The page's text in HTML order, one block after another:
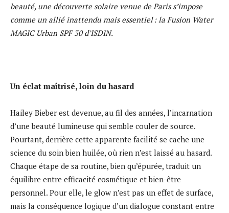
beauté, une découverte solaire venue de Paris s’impose
comme un allié inattendu mais essentiel : la Fusion Water
MAGIC Urban SPF 30 d’ISDIN.
Un éclat maîtrisé, loin du hasard
Hailey Bieber est devenue, au fil des années, l’incarnation
d’une beauté lumineuse qui semble couler de source.
Pourtant, derrière cette apparente facilité se cache une
science du soin bien huilée, où rien n’est laissé au hasard.
Chaque étape de sa routine, bien qu’épurée, traduit un
équilibre entre efficacité cosmétique et bien-être
personnel. Pour elle, le glow n’est pas un effet de surface,
mais la conséquence logique d’un dialogue constant entre